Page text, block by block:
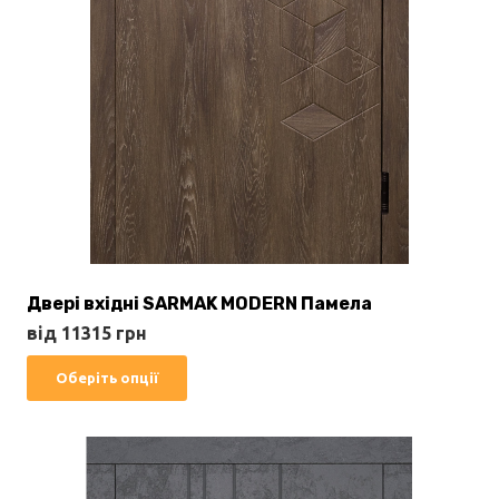
Двері вхідні SARMAK MODERN Памела
від 11315 грн
Оберіть опції
товар
кілька
варіантів.